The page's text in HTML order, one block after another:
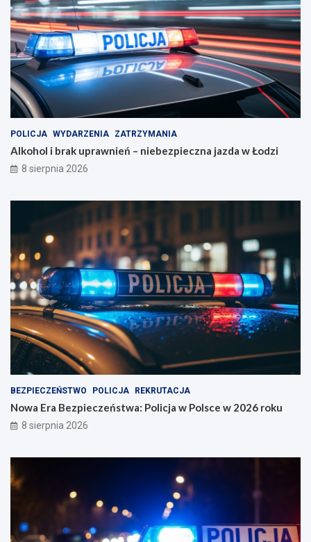
POLICJA WYDARZENIA ZATRZYMANIA
Alkohol i brak uprawnień – niebezpieczna jazda w Łodzi
8 sierpnia 2026
BEZPIECZEŃSTWO POLICJA REKRUTACJA
Nowa Era Bezpieczeństwa: Policja w Polsce w 2026 roku
8 sierpnia 2026